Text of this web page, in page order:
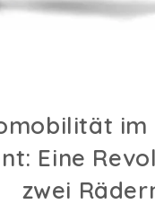
im
Eine
zwei